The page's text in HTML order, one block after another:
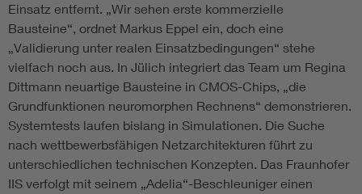
Einsatz entfernt. „Wir sehen erste kommerzielle
Bausteine“, ordnet Markus Eppel ein, doch eine
„Validierung unter realen Einsatzbedingungen“ stehe
vielfach noch aus. In Jülich integriert das Team um Regina
Dittmann neuartige Bausteine in CMOS-Chips, „die
Grundfunktionen neuromorphen Rechnens“ demonstrieren.
Systemtests laufen bislang in Simulationen. Die Suche
nach wettbewerbsfähigen Netzarchitekturen führt zu
unterschiedlichen technischen Konzepten. Das Fraunhofer
IIS verfolgt mit seinem „Adelia“-Beschleuniger einen